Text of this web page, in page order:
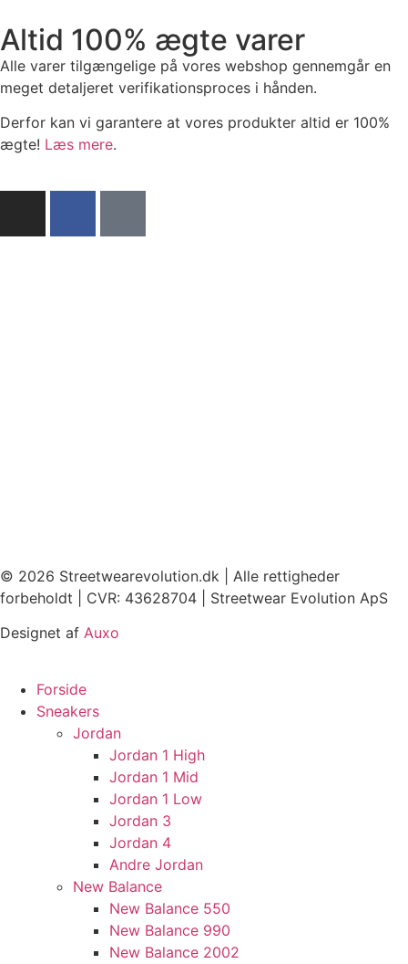
Altid 100% ægte varer
Alle varer tilgængelige på vores webshop gennemgår en
meget detaljeret verifikationsproces i hånden.
Derfor kan vi garantere at vores produkter altid er 100%
ægte! Læs mere.
© 2026 Streetwearevolution.dk | Alle rettigheder
forbeholdt | CVR: 43628704 | Streetwear Evolution ApS
Designet af Auxo
Forside
Sneakers
Jordan
Jordan 1 High
Jordan 1 Mid
Jordan 1 Low
Jordan 3
Jordan 4
Andre Jordan
New Balance
New Balance 550
New Balance 990
New Balance 2002